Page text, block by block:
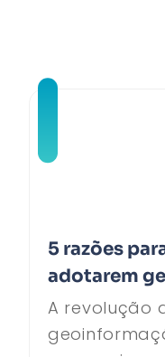
5 razões
adotarem
A revolução